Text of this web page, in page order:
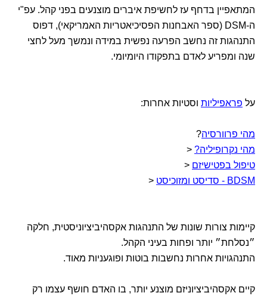
המתאפיין בדחף עז לחשיפת איברים מוצנעים בפני קהל. עפ"י
ה-DSM (ספר האבחנות הפסיכיאטריות האמריקאי), דפוס
התנהגות זה נחשב הפרעה נפשית במידה ונמשך מעל לחצי
שנה ומפריע לאדם בתפקודו היומיומי.
על פראפיליות וסטיות אחרות:
מהי פרוורסיה?
מהי נקרופיליה? <
טיפול בפטישיזם <
BDSM - סדיסט ומזוכיסט
<
קיימות צורות שונות של התנהגות אקסהיביציוניסטית, חלקה
״נסלחת״ יותר ופחות בעיני הקהל.
התנהגויות אחרות נחשבות בוטות ופוגעניות מאוד.
קיים אקסהיביציוניזם מוצנע יותר, בו האדם חושף עצמו רק